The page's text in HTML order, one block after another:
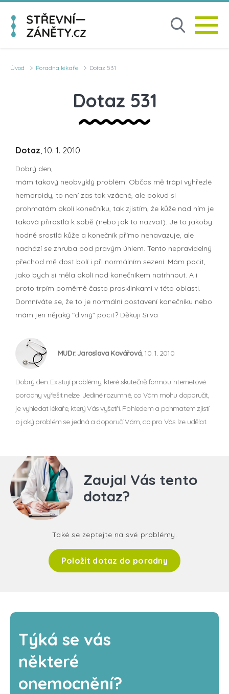
Úvod Poradna lékaře Dotaz 531
Dotaz 531
Dotaz, 10. 1. 2010
Dobrý den,
mám takový neobvyklý problém. Občas mě trápí vyhřezlé
hemoroidy, to není zas tak vzácné, ale pokud si
prohmatám okolí konečníku, tak zjistím, že kůže nad ním je
taková přirostlá k sobě (nebo jak to nazvat). Je to jakoby
hodně srostlá kůže a konečník přímo nenavazuje, ale
nachází se zhruba pod pravým úhlem. Tento nepravidelný
přechod mě dost bolí i při normálním sezení. Mám pocit,
jako bych si měla okolí nad konečníkem natrhnout. A i
proto trpím poměrně často prasklinkami v této oblasti.
Domníváte se, že to je normální postavení konečníku nebo
mám jen nějaký "divný" pocit? Děkuji Silva
MUDr. Jaroslava Kovářová, 10. 1. 2010
Dobrý den. Existují problémy, které skutečně formou internetové
poradny vyřešit nelze. Jediné rozumné, co Vám mohu doporučit,
je vyhledat lékaře, který Vás vyšetří. Pohledem a pohmatem zjistí
o jaký problém se jedná a doporučí Vám, co pro Vás lze udělat.
Zaujal Vás tento
dotaz?
Také se zeptejte na své problémy.
Položit dotaz do poradny
Týká se vás
některé
onemocnění?